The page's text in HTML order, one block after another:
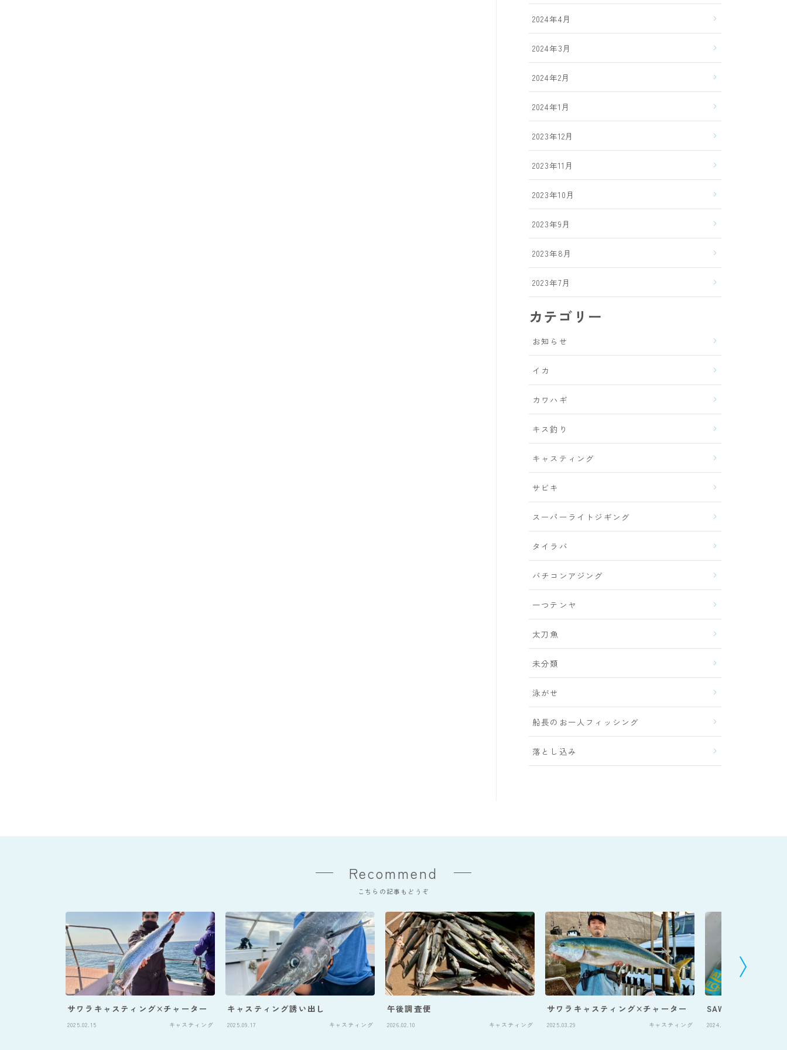
2024年4月
2024年3月
2024年2月
2024年1月
2023年12月
2023年11月
2023年10月
2023年9月
2023年8月
2023年7月
カテゴリー
お知らせ
イカ
カワハギ
キス釣り
キャスティング
サビキ
スーパーライトジギング
タイラバ
バチコンアジング
一つテンヤ
太刀魚
未分類
泳がせ
船長のお一人フィッシング
落とし込み
Recommend
こちらの記事もどうぞ
サワラキャスティング×チャーター
2025.02.15 キャスティング
キャスティング誘い出し
2025.09.17 キャスティング
午後調査便
2026.02.10 キャスティング
サワラキャスティング×チャーター
2025.03.29 キャスティング
SAWARA CASTING
2024.03.08